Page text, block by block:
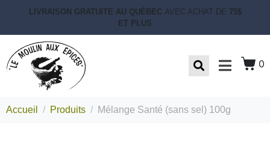
LIVRAISON GRATUITE AU QUÉBEC AVEC ACHAT DE 75$
ET PLUS
0
Accueil Produits Mélange Santé (sans sel) 100g